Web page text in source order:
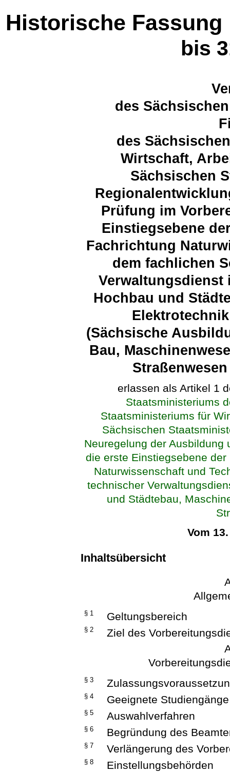
Historische Fassung
bis
des
des
Wirtschaft,
Sächsischen
Prüfung im
Einstiegsebene
Fachrichtung
dem fachlichen
Verwaltungsdienst
Hochbau und
(Sächsische
Bau,
erlassen als Artikel 1
Staatsministeriums
Staatsministeriums für
Sächsischen
Neuregelung der Ausbildung
die erste Einstiegsebene
Naturwissenschaft und
technischer
und Städtebau,
Vom
Inhaltsübersicht
§ 1 Geltungsbereich
§ 2
Ziel des
§ 3
§ 4 Geeignete Studiengänge
§ 5 Auswahlverfahren
§ 6 Begründung des
§ 7 Verlängerung des
§ 8 Einstellungsbehörden